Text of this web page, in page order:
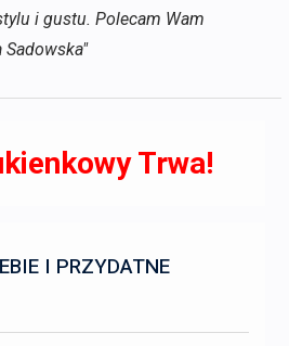
i gustu. Polecam Wam
Sadowska"
Trwa!
I PRZYDATNE